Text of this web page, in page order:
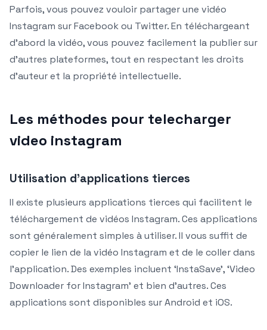
Parfois, vous pouvez vouloir partager une vidéo
Instagram sur Facebook ou Twitter. En téléchargeant
d’abord la vidéo, vous pouvez facilement la publier sur
d’autres plateformes, tout en respectant les droits
d’auteur et la propriété intellectuelle.
Les méthodes pour telecharger
video instagram
Utilisation d’applications tierces
Il existe plusieurs applications tierces qui facilitent le
téléchargement de vidéos Instagram. Ces applications
sont généralement simples à utiliser. Il vous suffit de
copier le lien de la vidéo Instagram et de le coller dans
l’application. Des exemples incluent ‘InstaSave’, ‘Video
Downloader for Instagram’ et bien d’autres. Ces
applications sont disponibles sur Android et iOS.